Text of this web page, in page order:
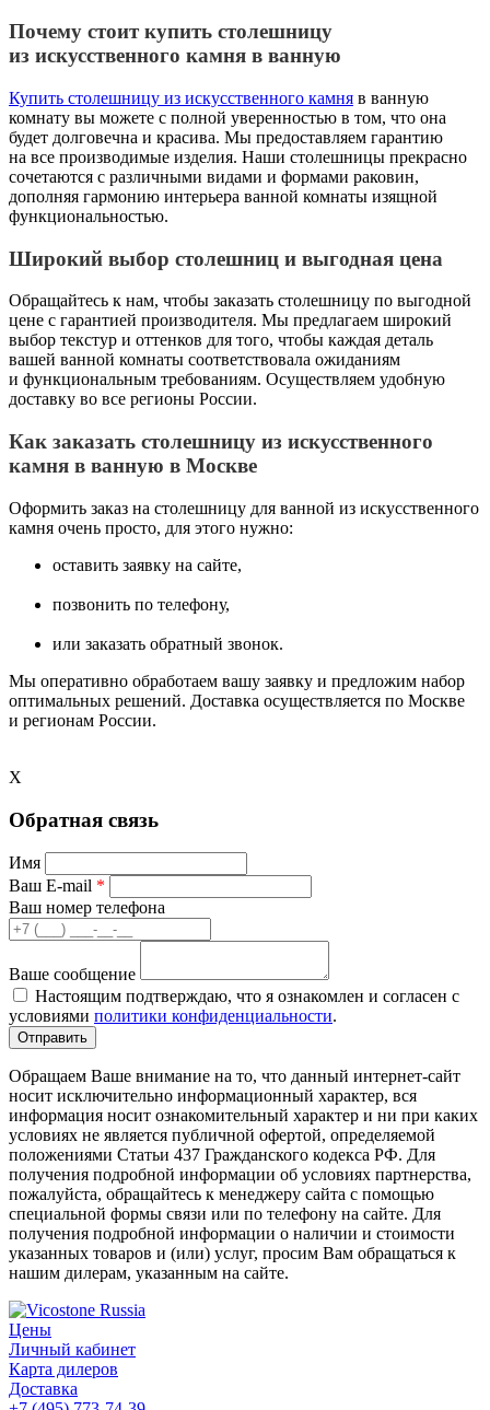
Почему стоит купить столешницу
из искусственного камня в ванную
Купить столешницу из искусственного камня в ванную
комнату вы можете с полной уверенностью в том, что она
будет долговечна и красива. Мы предоставляем гарантию
на все производимые изделия. Наши столешницы прекрасно
сочетаются с различными видами и формами раковин,
дополняя гармонию интерьера ванной комнаты изящной
функциональностью.
Широкий выбор столешниц и выгодная цена
Обращайтесь к нам, чтобы заказать столешницу по выгодной
цене с гарантией производителя. Мы предлагаем широкий
выбор текстур и оттенков для того, чтобы каждая деталь
вашей ванной комнаты соответствовала ожиданиям
и функциональным требованиям. Осуществляем удобную
доставку во все регионы России.
Как заказать столешницу из искусственного
камня в ванную в Москве
Оформить заказ на столешницу для ванной из искусственного
камня очень просто, для этого нужно:
оставить заявку на сайте,
позвонить по телефону,
или заказать обратный звонок.
Мы оперативно обработаем вашу заявку и предложим набор
оптимальных решений. Доставка осуществляется по Москве
и регионам России.
X
Обратная связь
Имя
Ваш E-mail *
Ваш номер телефона
Ваше сообщение
Настоящим подтверждаю, что я ознакомлен и согласен с
условиями политики конфиденциальности.
Обращаем Ваше внимание на то, что данный интернет-сайт
носит исключительно информационный характер, вся
информация носит ознакомительный характер и ни при каких
условиях не является публичной офертой, определяемой
положениями Статьи 437 Гражданского кодекса РФ. Для
получения подробной информации об условиях партнерства,
пожалуйста, обращайтесь к менеджеру сайта с помощью
специальной формы связи или по телефону на сайте. Для
получения подробной информации о наличии и стоимости
указанных товаров и (или) услуг, просим Вам обращаться к
нашим дилерам, указанным на сайте.
Цены
Личный кабинет
Карта дилеров
Доставка